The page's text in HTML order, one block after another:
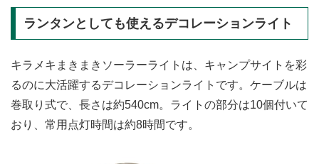
ランタンとしても使えるデコレーションライト
キラメキまきまきソーラーライトは、キャンプサイトを彩
るのに大活躍するデコレーションライトです。ケーブルは
巻取り式で、長さは約540cm。ライトの部分は10個付いて
おり、常用点灯時間は約8時間です。